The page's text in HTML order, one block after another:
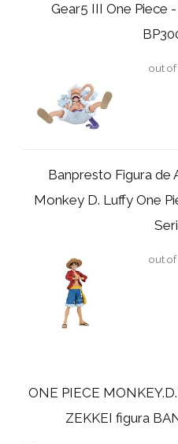
Gear5 III One Piece
out
Banpresto Figura de
Monkey D. Luffy One
out
ONE PIECE
ZEKKEI figura